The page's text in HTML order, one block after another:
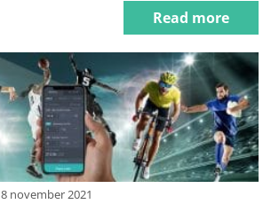
Read more
8 november 2021